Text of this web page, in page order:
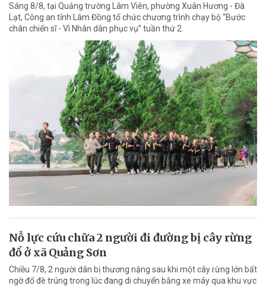
Sáng 8/8, tại Quảng trường Lâm Viên, phường Xuân Hương - Đà
Lạt, Công an tỉnh Lâm Đồng tổ chức chương trình chạy bộ “Bước
chân chiến sĩ - Vì Nhân dân phục vụ” tuần thứ 2.
Nỗ lực cứu chữa 2 người đi đường bị cây rừng
đổ ở xã Quảng Sơn
Chiều 7/8, 2 người dân bị thương nặng sau khi một cây rừng lớn bất
ngờ đổ đè trúng trong lúc đang di chuyển bằng xe máy qua khu vực